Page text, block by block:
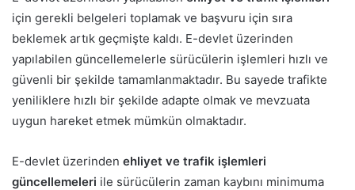
için gerekli belgeleri toplamak ve başvuru için sıra
beklemek artık geçmişte kaldı. E-devlet üzerinden
yapılabilen güncellemelerle sürücülerin işlemleri hızlı ve
güvenli bir şekilde tamamlanmaktadır. Bu sayede trafikte
yeniliklere hızlı bir şekilde adapte olmak ve mevzuata
uygun hareket etmek mümkün olmaktadır.
E-devlet üzerinden ehliyet ve trafik işlemleri
güncellemeleri ile sürücülerin zaman kaybını minimuma